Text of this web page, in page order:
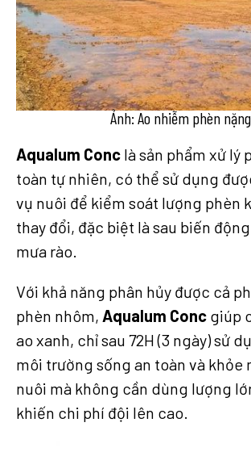
Ảnh: Ao nhiễm phèn nặng
Aqualum Conc là sản phẩm xử lý
toàn tự nhiên, có thể sử dụng
vụ nuôi để kiểm soát lượng phèn
thay đổi, đặc biệt là sau biến
mưa rào.
Với khả năng phân hủy được cả
phèn nhôm, Aqualum Conc giúp
ao xanh, chỉ sau 72H (3 ngày) sử
môi trường sống an toàn và khỏe
nuôi mà không cần dùng lượng
khiến chi phí đội lên cao.